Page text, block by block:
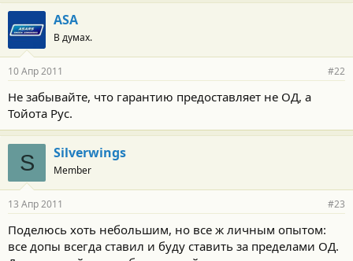
ASA
В думах.
10 Апр 2011 #22
Не забывайте, что гарантию предоставляет не ОД, а
Тойота Рус.
S Silverwings
Member
13 Апр 2011 #23
Поделюсь хоть небольшим, но все ж личным опытом:
все допы всегда ставил и буду ставить за пределами ОД.